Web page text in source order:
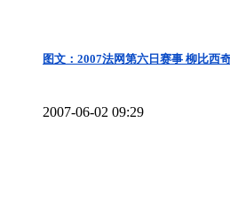
图文：2007法网第六日赛事 柳比西
2007-06-02 09:29